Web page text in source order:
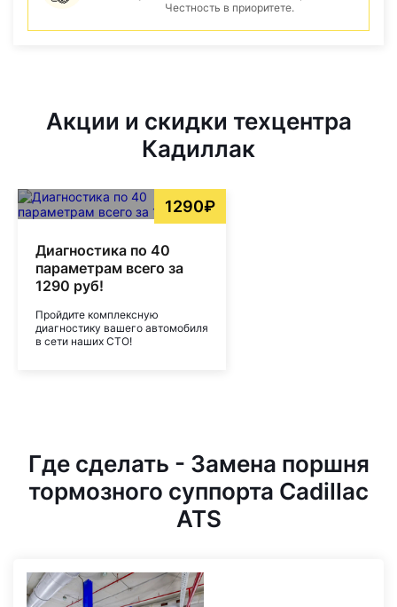
Честность в приоритете.
Акции и скидки техцентра
Кадиллак
1290₽
Диагностика по 40
параметрам всего за
1290 руб!
Пройдите комплексную
диагностику вашего автомобиля
в сети наших СТО!
Где сделать - Замена поршня
тормозного суппорта Cadillac
ATS